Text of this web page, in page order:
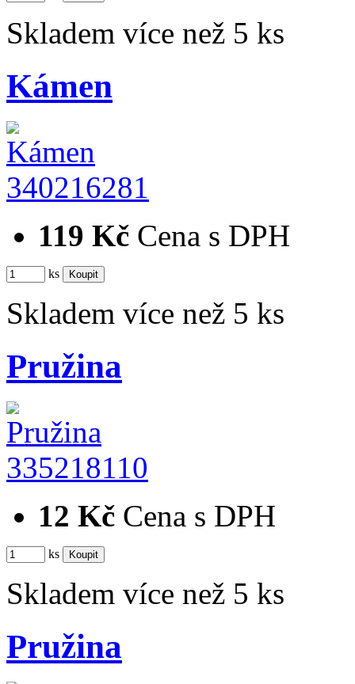
Skladem více než 5 ks
Kámen
340216281
119 Kč Cena s DPH
ks
Skladem více než 5 ks
Pružina
335218110
12 Kč Cena s DPH
ks
Skladem více než 5 ks
Pružina